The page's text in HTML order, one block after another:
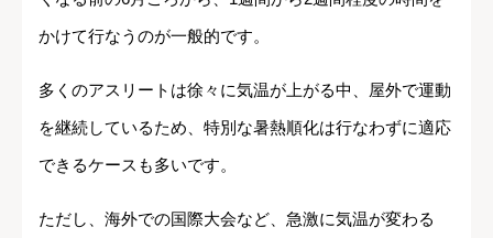
かけて行なうのが一般的です。
多くのアスリートは徐々に気温が上がる中、屋外で運動
を継続しているため、特別な暑熱順化は行なわずに適応
できるケースも多いです。
ただし、海外での国際大会など、急激に気温が変わる